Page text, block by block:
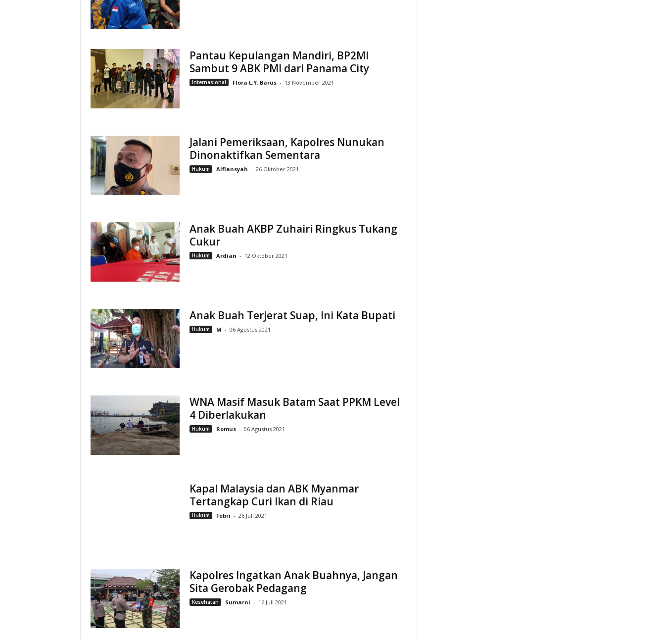
Pantau Kepulangan Mandiri, BP2MI
Sambut 9 ABK PMI dari Panama City
Internasional Flora L.Y. Barus - 13 November 2021
Jalani Pemeriksaan, Kapolres Nunukan
Dinonaktifkan Sementara
Hukum Alfiansyah - 26 Oktober 2021
Anak Buah AKBP Zuhairi Ringkus Tukang
Cukur
Hukum Ardian - 12 Oktober 2021
Anak Buah Terjerat Suap, Ini Kata Bupati
Hukum M - 06 Agustus 2021
WNA Masif Masuk Batam Saat PPKM Level
4 Diberlakukan
Hukum Romus - 06 Agustus 2021
Kapal Malaysia dan ABK Myanmar
Tertangkap Curi Ikan di Riau
Hukum Febri - 26 Juli 2021
Kapolres Ingatkan Anak Buahnya, Jangan
Sita Gerobak Pedagang
Kesehatan Sumarni - 16 Juli 2021